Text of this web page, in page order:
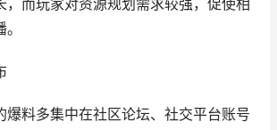
，而玩家对资源规划需求较强，促使相
爆料多集中在社区论坛、社交平台账号